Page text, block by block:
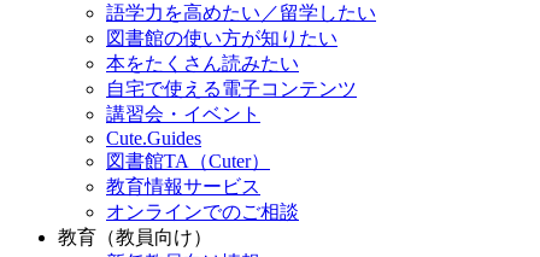
語学力を高めたい／留学したい
図書館の使い方が知りたい
本をたくさん読みたい
自宅で使える電子コンテンツ
講習会・イベント
Cute.Guides
図書館TA（Cuter）
教育情報サービス
オンラインでのご相談
教育（教員向け）